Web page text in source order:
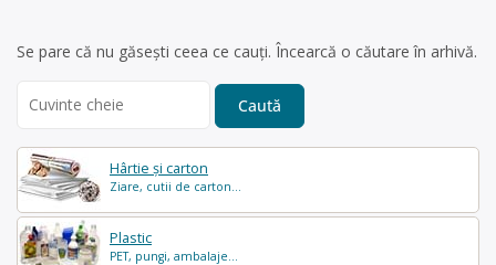
Hârtie și carton
Ziare, cutii de carton...
Plastic
PET, pungi, ambalaje...
Se pare că nu găsești ceea ce cauți. Încearcă o căutare în arhivă.
for: